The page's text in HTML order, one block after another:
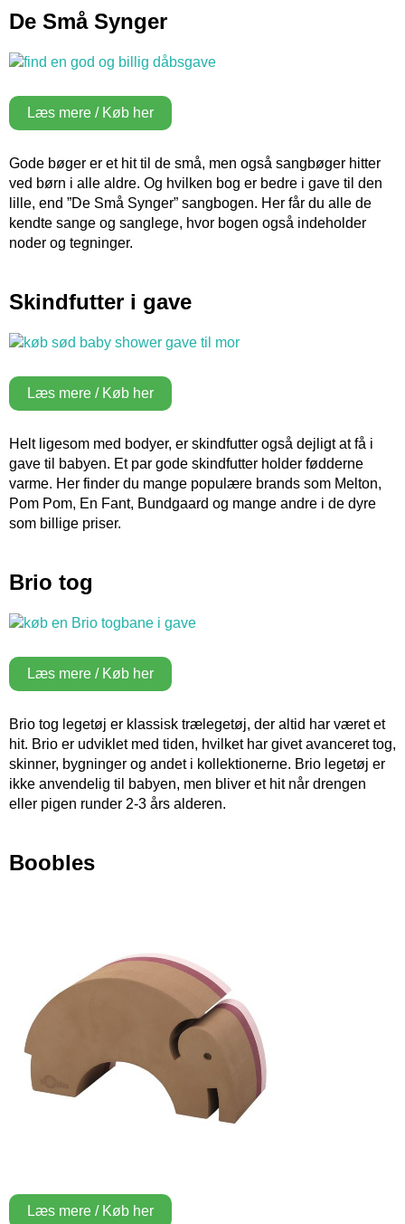
De Små Synger
Læs mere / Køb her
Gode bøger er et hit til de små, men også sangbøger hitter
ved børn i alle aldre. Og hvilken bog er bedre i gave til den
lille, end ”De Små Synger” sangbogen. Her får du alle de
kendte sange og sanglege, hvor bogen også indeholder
noder og tegninger.
Skindfutter i gave
Læs mere / Køb her
Helt ligesom med bodyer, er skindfutter også dejligt at få i
gave til babyen. Et par gode skindfutter holder fødderne
varme. Her finder du mange populære brands som Melton,
Pom Pom, En Fant, Bundgaard og mange andre i de dyre
som billige priser.
Brio tog
Læs mere / Køb her
Brio tog legetøj er klassisk trælegetøj, der altid har været et
hit. Brio er udviklet med tiden, hvilket har givet avanceret tog,
skinner, bygninger og andet i kollektionerne. Brio legetøj er
ikke anvendelig til babyen, men bliver et hit når drengen
eller pigen runder 2-3 års alderen.
Boobles
Læs mere / Køb her